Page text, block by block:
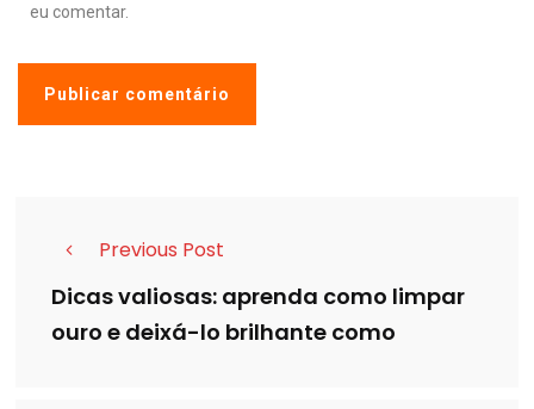
eu comentar.
Previous Post
Dicas valiosas: aprenda como limpar
ouro e deixá-lo brilhante como